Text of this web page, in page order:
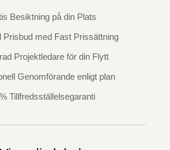
Besiktning på din Plats
med Fast Prissättning
Projektledare för din Flytt
Genomförande enligt plan
Tillfredsställelsegaranti